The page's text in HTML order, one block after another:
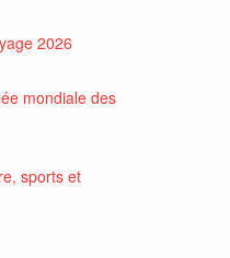
2026
mondiale des
sports et